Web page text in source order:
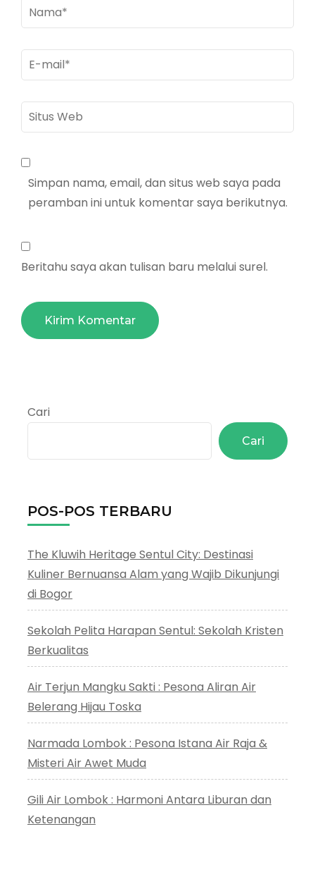
Nama*
E-
mail*
Situs
Web
Simpan nama, email, dan situs web saya pada
peramban ini untuk komentar saya berikutnya.
Beritahu saya akan tulisan baru melalui surel.
Cari
Cari
POS-POS TERBARU
The Kluwih Heritage Sentul City: Destinasi
Kuliner Bernuansa Alam yang Wajib Dikunjungi
di Bogor
Sekolah Pelita Harapan Sentul: Sekolah Kristen
Berkualitas
Air Terjun Mangku Sakti : Pesona Aliran Air
Belerang Hijau Toska
Narmada Lombok : Pesona Istana Air Raja &
Misteri Air Awet Muda
Gili Air Lombok : Harmoni Antara Liburan dan
Ketenangan